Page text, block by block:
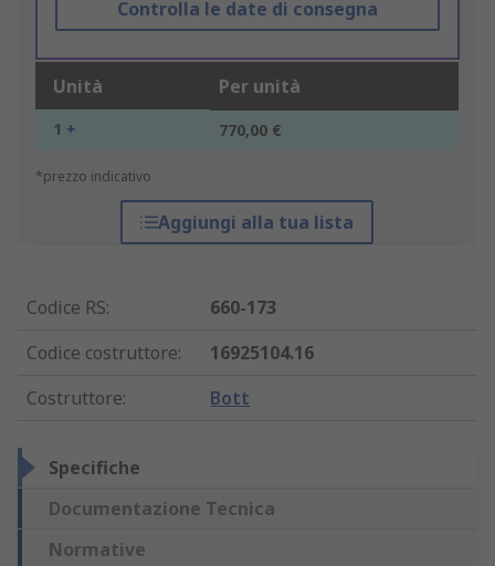
Controlla le date di consegna
Unità Per unità
1 + 770,00 €
*prezzo indicativo
Aggiungi alla tua lista
Codice RS:
660-173
Codice costruttore:
16925104.16
Costruttore: Bott
Specifiche
Documentazione Tecnica
Normative